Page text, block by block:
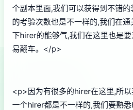
个副本里面,我们可以获得到不错
的考验次数也是不一样的,我们在
下hirer的能够气,我们在这里也是
易翻车。</p>
<p>因为有很多的hirer在这里,所
一个hirer都是不一样的,我们要熟